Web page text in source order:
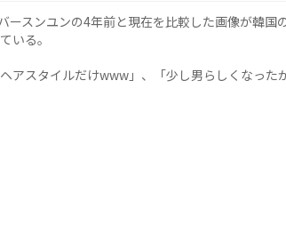
ースンユンの4年前と現在を比較した画像が韓国
いる。
アスタイルだけwww」、「少し男らしくなった